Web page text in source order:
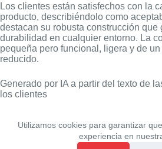
Utilizamos cookies para garantizar
experiencia en
Los clientes están satisfechos con la
producto, describiéndolo como
destacan su robusta construcción que
durabilidad en cualquier entorno. La
pequeña pero funcional, ligera y de
reducido.
Generado por IA a partir del texto de
los clientes